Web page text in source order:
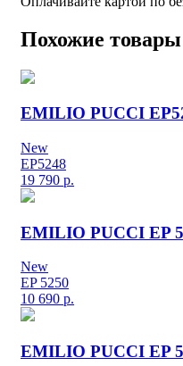
Похожие товары
EMILIO PUCCI
New
EP5248
19 790 р.
EMILIO PUCCI EP
New
EP 5250
10 690 р.
EMILIO PUCCI EP